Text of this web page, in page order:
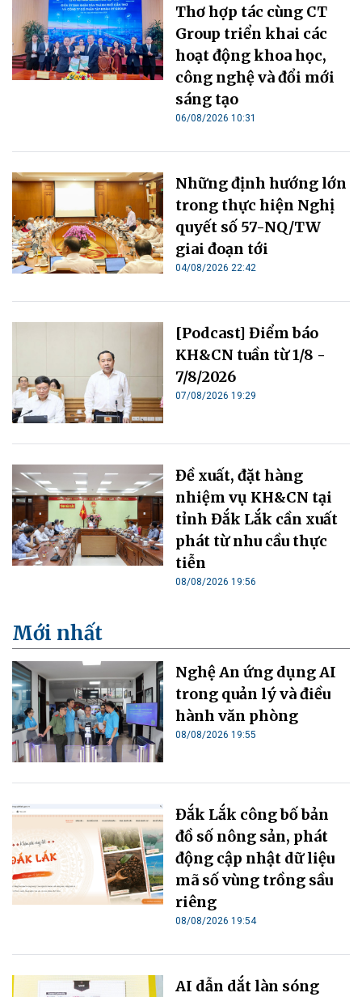
Thơ hợp tác cùng CT
Group triển khai các
hoạt động khoa học,
công nghệ và đổi mới
sáng tạo
06/08/2026 10:31
Những định hướng lớn
trong thực hiện Nghị
quyết số 57-NQ/TW
giai đoạn tới
04/08/2026 22:42
[Podcast] Điểm báo
KH&CN tuần từ 1/8 -
7/8/2026
07/08/2026 19:29
Đề xuất, đặt hàng
nhiệm vụ KH&CN tại
tỉnh Đắk Lắk cần xuất
phát từ nhu cầu thực
tiễn
08/08/2026 19:56
Mới nhất
Nghệ An ứng dụng AI
trong quản lý và điều
hành văn phòng
08/08/2026 19:55
Đắk Lắk công bố bản
đồ số nông sản, phát
động cập nhật dữ liệu
mã số vùng trồng sầu
riêng
08/08/2026 19:54
AI dẫn dắt làn sóng